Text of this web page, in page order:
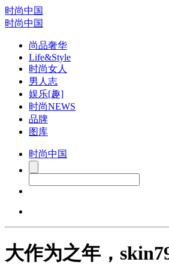
时尚中国
时尚中国
尚品奢华
Life&Style
时尚女人
男人志
娱乐[趣]
时尚NEWS
品牌
图库
时尚中国
大作为之年，